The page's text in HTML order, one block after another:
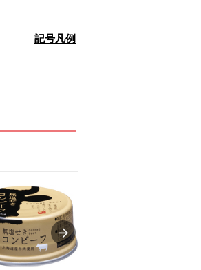
記号凡例